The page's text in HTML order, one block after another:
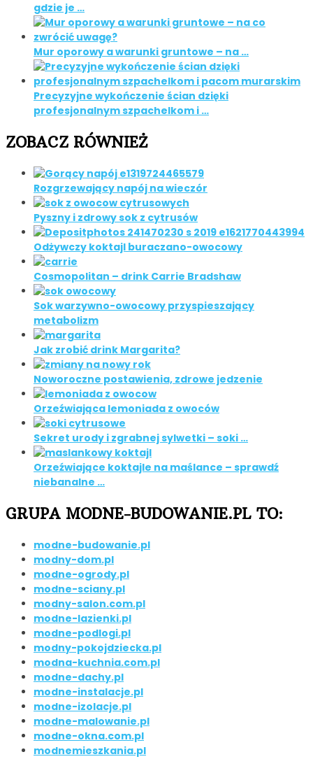
gdzie je …
Mur oporowy a warunki gruntowe – na …
Precyzyjne wykończenie ścian dzięki
profesjonalnym szpachelkom i …
ZOBACZ RÓWNIEŻ
Rozgrzewający napój na wieczór
Pyszny i zdrowy sok z cytrusów
Odżywczy koktajl buraczano-owocowy
Cosmopolitan – drink Carrie Bradshaw
Sok warzywno-owocowy przyspieszający
metabolizm
Jak zrobić drink Margarita?
Noworoczne postawienia, zdrowe jedzenie
Orzeźwiająca lemoniada z owoców
Sekret urody i zgrabnej sylwetki – soki …
Orzeźwiające koktajle na maślance – sprawdź
niebanalne …
GRUPA MODNE-BUDOWANIE.PL TO:
modne-budowanie.pl
modny-dom.pl
modne-ogrody.pl
modne-sciany.pl
modny-salon.com.pl
modne-lazienki.pl
modne-podlogi.pl
modny-pokojdziecka.pl
modna-kuchnia.com.pl
modne-dachy.pl
modne-instalacje.pl
modne-izolacje.pl
modne-malowanie.pl
modne-okna.com.pl
modnemieszkania.pl